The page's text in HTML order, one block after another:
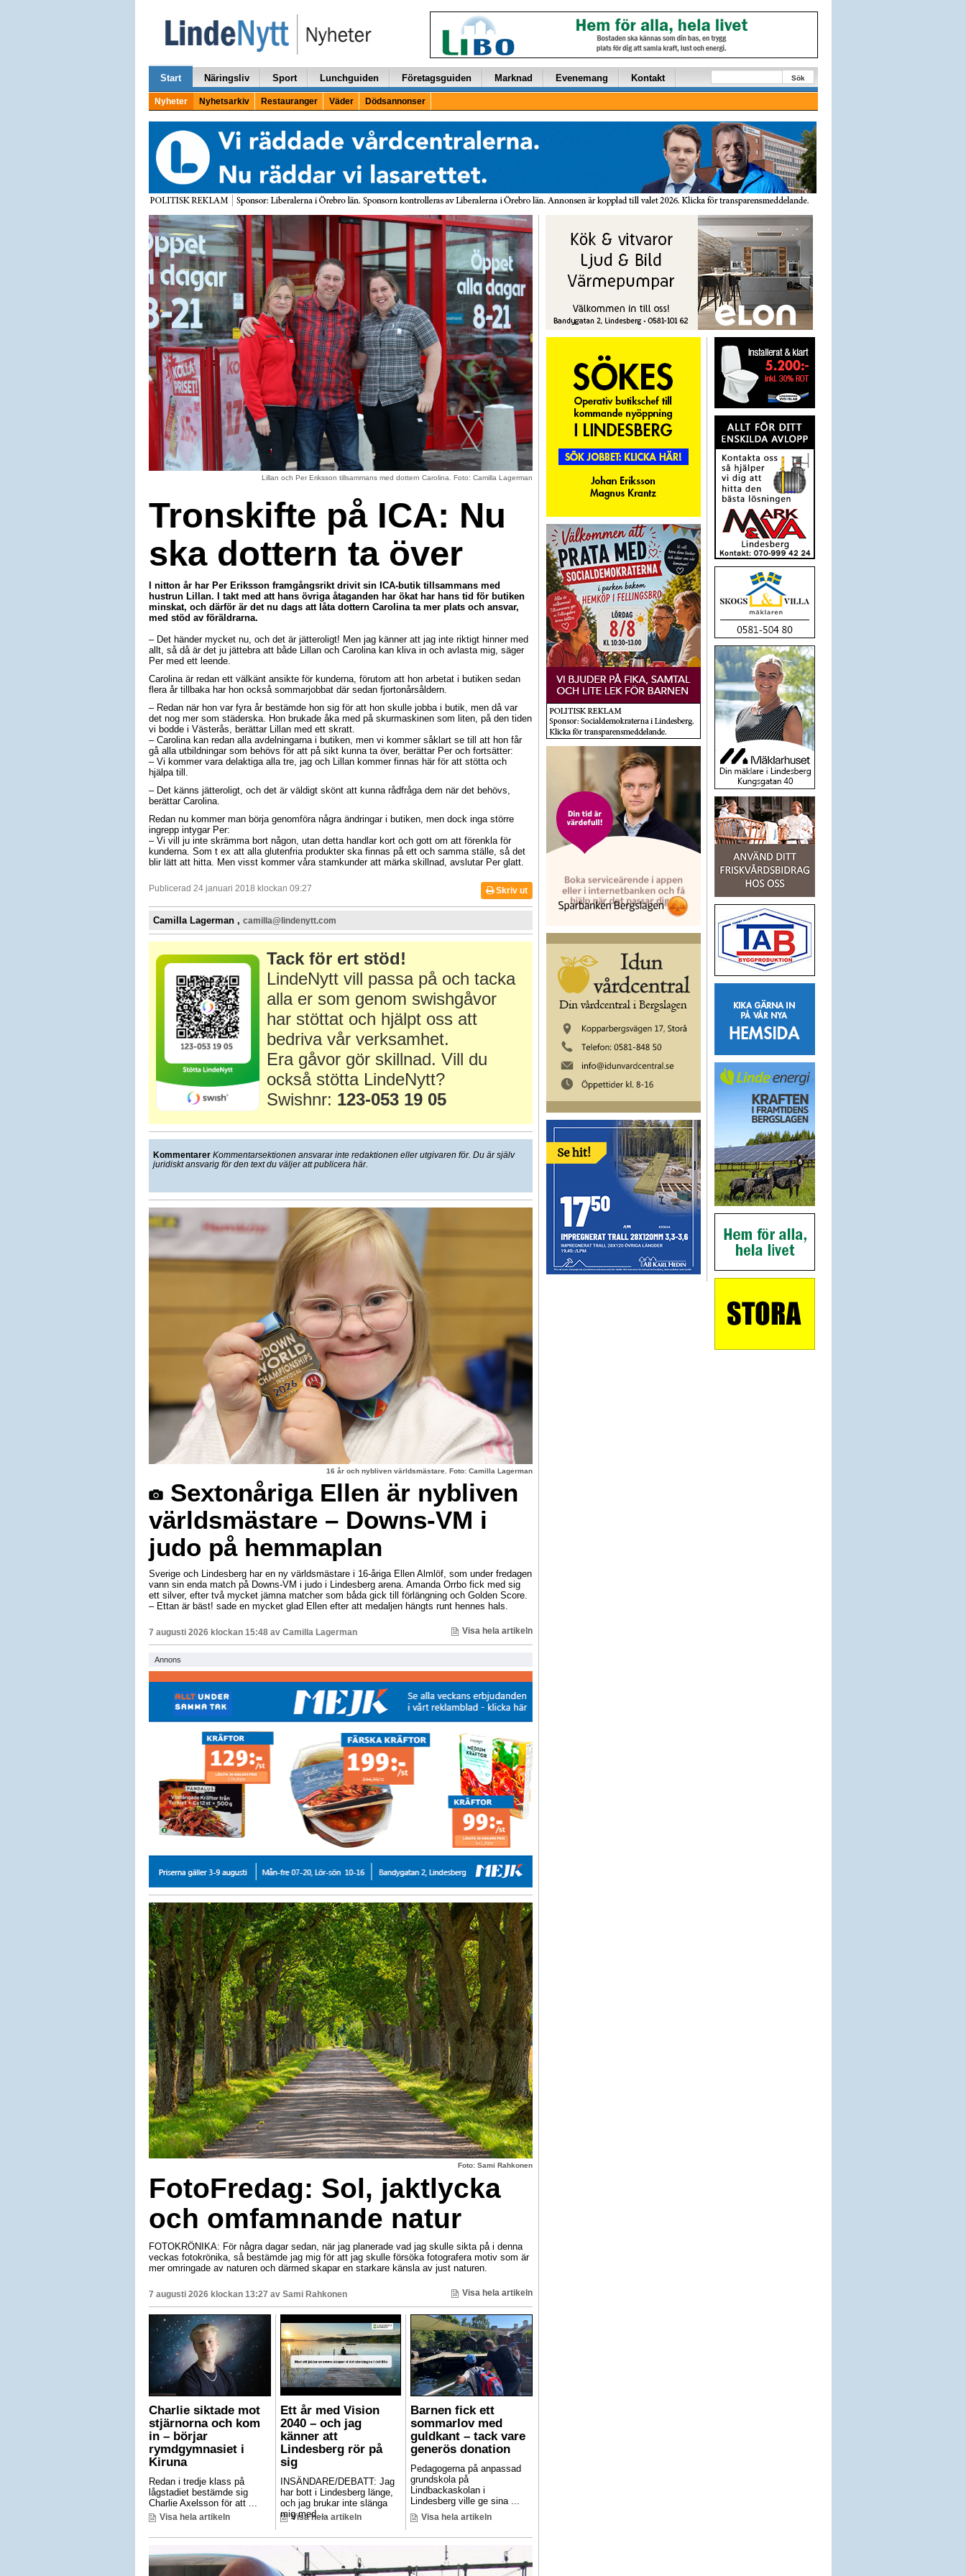
Start Näringsliv Sport Lunchguiden Företagsguiden Marknad Evenemang Kontakt Sök
Nyheter Nyhetsarkiv Restauranger Väder Dödsannonser
Lillan och Per Eriksson tillsammans med dottern Carolina. Foto: Camilla Lagerman
Tronskifte på ICA: Nu
ska dottern ta över
I nitton år har Per Eriksson framgångsrikt drivit sin ICA-butik tillsammans med
hustrun Lillan. I takt med att hans övriga åtaganden har ökat har hans tid för butiken
minskat, och därför är det nu dags att låta dottern Carolina ta mer plats och ansvar,
med stöd av föräldrarna.
– Det händer mycket nu, och det är jätteroligt! Men jag känner att jag inte riktigt hinner med
allt, så då är det ju jättebra att både Lillan och Carolina kan kliva in och avlasta mig, säger
Per med ett leende.
Carolina är redan ett välkänt ansikte för kunderna, förutom att hon arbetat i butiken sedan
flera år tillbaka har hon också sommarjobbat där sedan fjortonårsåldern.
– Redan när hon var fyra år bestämde hon sig för att hon skulle jobba i butik, men då var
det nog mer som städerska. Hon brukade åka med på skurmaskinen som liten, på den tiden
vi bodde i Västerås, berättar Lillan med ett skratt.
– Carolina kan redan alla avdelningarna i butiken, men vi kommer såklart se till att hon får
gå alla utbildningar som behövs för att på sikt kunna ta över, berättar Per och fortsätter:
– Vi kommer vara delaktiga alla tre, jag och Lillan kommer finnas här för att stötta och
hjälpa till.
– Det känns jätteroligt, och det är väldigt skönt att kunna rådfråga dem när det behövs,
berättar Carolina.
Redan nu kommer man börja genomföra några ändringar i butiken, men dock inga större
ingrepp intygar Per:
– Vi vill ju inte skrämma bort någon, utan detta handlar kort och gott om att förenkla för
kunderna. Som t ex att alla glutenfria produkter ska finnas på ett och samma ställe, så det
blir lätt att hitta. Men visst kommer våra stamkunder att märka skillnad, avslutar Per glatt.
Publicerad 24 januari 2018 klockan 09:27 Skriv ut
Camilla Lagerman , camilla@lindenytt.com
Tack för ert stöd!
LindeNytt vill passa på och tacka
alla er som genom swishgåvor
har stöttat och hjälpt oss att
bedriva vår verksamhet.
Era gåvor gör skillnad. Vill du
också stötta LindeNytt?
Swishnr: 123-053 19 05
Kommentarer Kommentarsektionen ansvarar inte redaktionen eller utgivaren för. Du är själv
juridiskt ansvarig för den text du väljer att publicera här.
16 år och nybliven världsmästare. Foto: Camilla Lagerman
Sextonåriga Ellen är nybliven
världsmästare – Downs-VM i
judo på hemmaplan
Sverige och Lindesberg har en ny världsmästare i 16-åriga Ellen Almlöf, som under fredagen
vann sin enda match på Downs-VM i judo i Lindesberg arena. Amanda Orrbo fick med sig
ett silver, efter två mycket jämna matcher som båda gick till förlängning och Golden Score.
– Ettan är bäst! sade en mycket glad Ellen efter att medaljen hängts runt hennes hals.
7 augusti 2026 klockan 15:48 av Camilla Lagerman Visa hela artikeln
Annons
Foto: Sami Rahkonen
FotoFredag: Sol, jaktlycka
och omfamnande natur
FOTOKRÖNIKA: För några dagar sedan, när jag planerade vad jag skulle sikta på i denna
veckas fotokrönika, så bestämde jag mig för att jag skulle försöka fotografera motiv som är
mer omringade av naturen och därmed skapar en starkare känsla av just naturen.
7 augusti 2026 klockan 13:27 av Sami Rahkonen Visa hela artikeln
Charlie siktade mot
stjärnorna och kom
in – börjar
rymdgymnasiet i
Kiruna
Redan i tredje klass på
lågstadiet bestämde sig
Charlie Axelsson för att ...
Visa hela artikeln
Ett år med Vision
2040 – och jag
känner att
Lindesberg rör på
sig
INSÄNDARE/DEBATT: Jag
har bott i Lindesberg länge,
och jag brukar inte slänga
mig med ...
Visa hela artikeln
Barnen fick ett
sommarlov med
guldkant – tack vare
generös donation
Pedagogerna på anpassad
grundskola på
Lindbackaskolan i
Lindesberg ville ge sina ...
Visa hela artikeln